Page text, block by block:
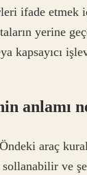
ifade etmek
yerine
kapsayıcı
anlamı
araç
ve